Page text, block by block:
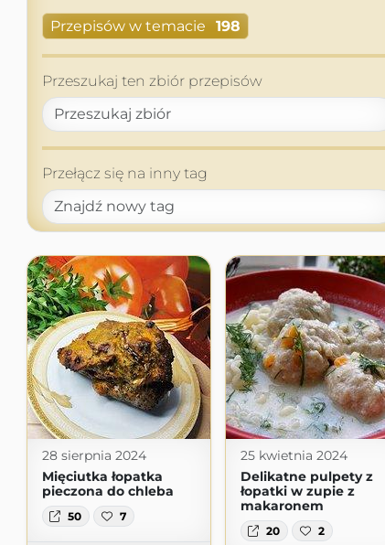
Przepisów w temacie 198
Przeszukaj ten zbiór przepisów
Przełącz się na inny tag
28 sierpnia 2024
Mięciutka łopatka
pieczona do chleba
50 7
25 kwietnia 2024
Delikatne pulpety z
łopatki w zupie z
makaronem
20 2